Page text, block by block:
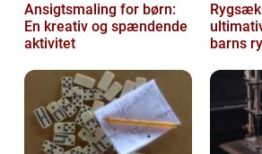
Ansigtsmaling for børn:
En kreativ og spændende
aktivitet
barns